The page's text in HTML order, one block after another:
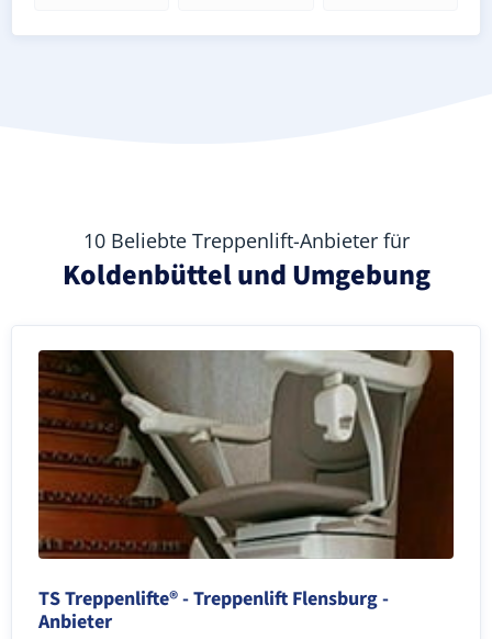
10 Beliebte Treppenlift-Anbieter für
Koldenbüttel und Umgebung
TS Treppenlifte® - Treppenlift Flensburg -
Anbieter